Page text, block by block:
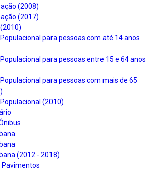
(2008)
(2017)
para pessoas com até 14 anos
para pessoas entre 15 e 64 anos
para pessoas com mais de 65
(2010)
(2012 - 2018)
Pavimentos